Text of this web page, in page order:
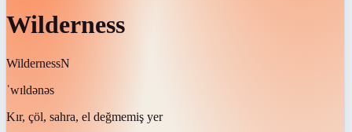
Wilderness
WildernessN
ˈwɪldənəs
Kır, çöl, sahra, el değmemiş yer